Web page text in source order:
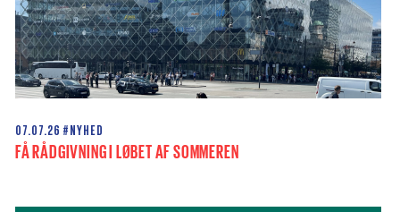
07.07.26 #NYHED
FÅ RÅDGIVNING I LØBET AF SOMMEREN